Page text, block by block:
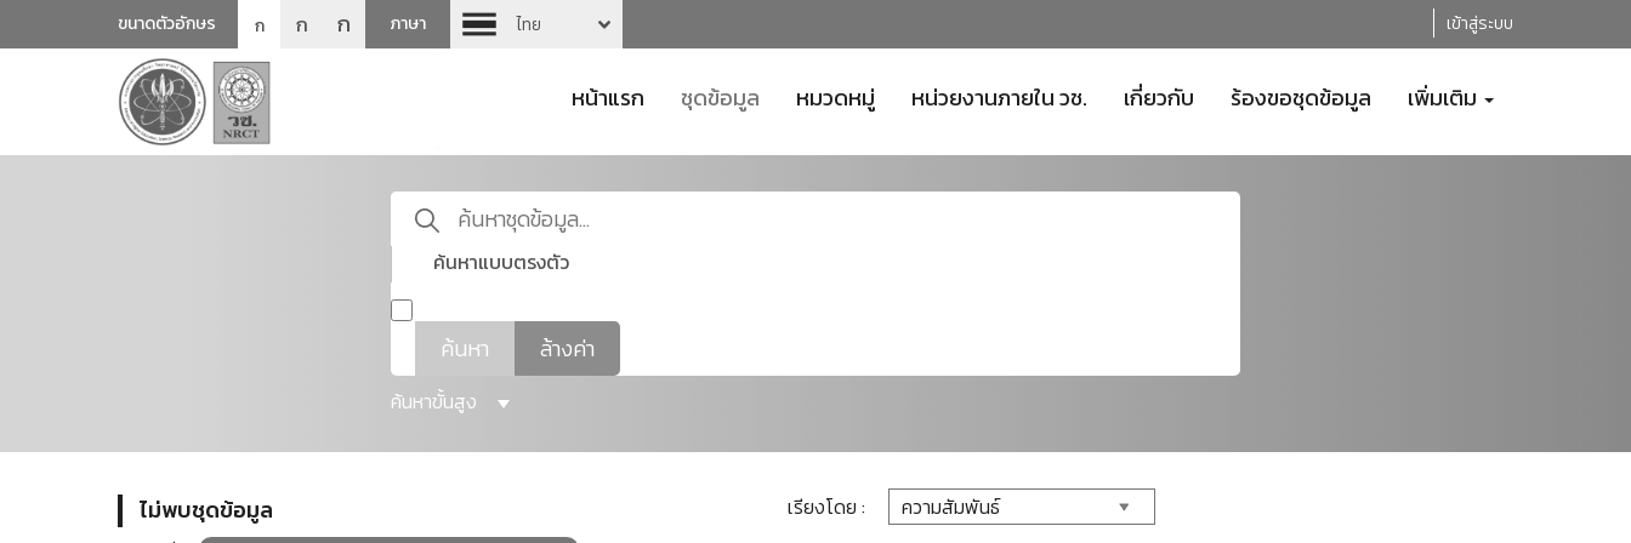
ขนาดตัวอักษร ก ก ก ภาษา ไทย เข้าสู่ระบบ
หน้าแรก ชุดข้อมูล หมวดหมู่ หน่วยงานภายใน วช. เกี่ยวกับ ร้องขอชุดข้อมูล เพิ่มเติม
ค้นหาแบบตรงตัว
ค้นหา ล้างค่า
ค้นหาขั้นสูง
ไม่พบชุดข้อมูล เรียงโดย :